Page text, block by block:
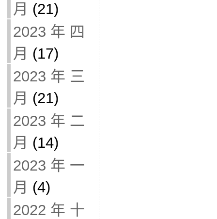
月 (21)
2023 年 四
月 (17)
2023 年 三
月 (21)
2023 年 二
月 (14)
2023 年 一
月 (4)
2022 年 十